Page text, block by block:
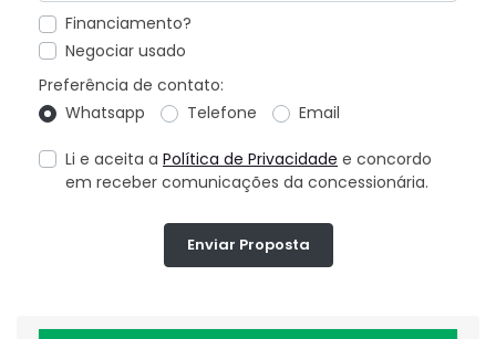
Financiamento?
Negociar usado
Preferência de contato:
Whatsapp
Telefone Email
Li e aceita a Política de Privacidade e concordo
em receber comunicações da concessionária.
Enviar Proposta